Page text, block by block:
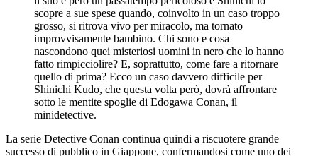
scopre a sue spese quando, coinvolto in un caso troppo
grosso, si ritrova vivo per miracolo, ma tornato
improvvisamente bambino. Chi sono e cosa
nascondono quei misteriosi uomini in nero che lo hanno
fatto rimpicciolire? E, soprattutto, come fare a ritornare
quello di prima? Ecco un caso davvero difficile per
Shinichi Kudo, che questa volta però, dovrà affrontare
sotto le mentite spoglie di Edogawa Conan, il
minidetective.
La serie Detective Conan continua quindi a riscuotere grande
successo di pubblico in Giappone, confermandosi come uno dei